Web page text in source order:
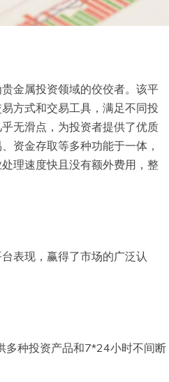
金属投资领域的佼佼者。该平
方式和交易工具，满足不同投
无滑点，为投资者提供了优质
资金存取等多种功能于一体，
理速度快且没有额外费用，整
表现，赢得了市场的广泛认
多种投资产品和7*24小时不间断